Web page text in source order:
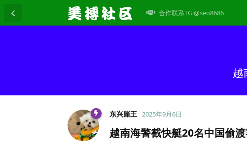
合作联系TG:@seo8686
越
东兴赌王 2025年9月6日
越南海警截快艇20名中国偷